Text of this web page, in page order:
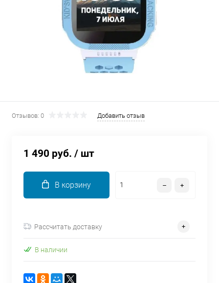
Отзывов: 0 Добавить отзыв
1 490 руб. / шт
В корзину
Рассчитать доставку
В наличии
выбранный способом
Оставшиеся
списыватьсяс вашей карты
каждые 2 недели
об оплате Плайтом
Остались вопросы?
8 800 302-02-51
plait.ru